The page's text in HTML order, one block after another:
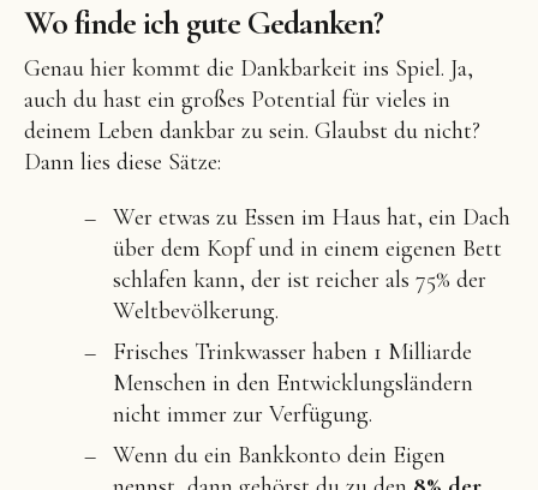
Wo finde ich gute Gedanken?
Genau hier kommt die Dankbarkeit ins Spiel. Ja,
auch du hast ein großes Potential für vieles in
deinem Leben dankbar zu sein. Glaubst du nicht?
Dann lies diese Sätze:
Wer etwas zu Essen im Haus hat, ein Dach
über dem Kopf und in einem eigenen Bett
schlafen kann, der ist reicher als 75% der
Weltbevölkerung.
Frisches Trinkwasser haben 1 Milliarde
Menschen in den Entwicklungsländern
nicht immer zur Verfügung.
Wenn du ein Bankkonto dein Eigen